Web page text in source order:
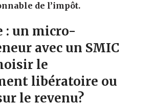
de l’impôt.
: un micro-
avec un SMIC
le
libératoire ou
le revenu?